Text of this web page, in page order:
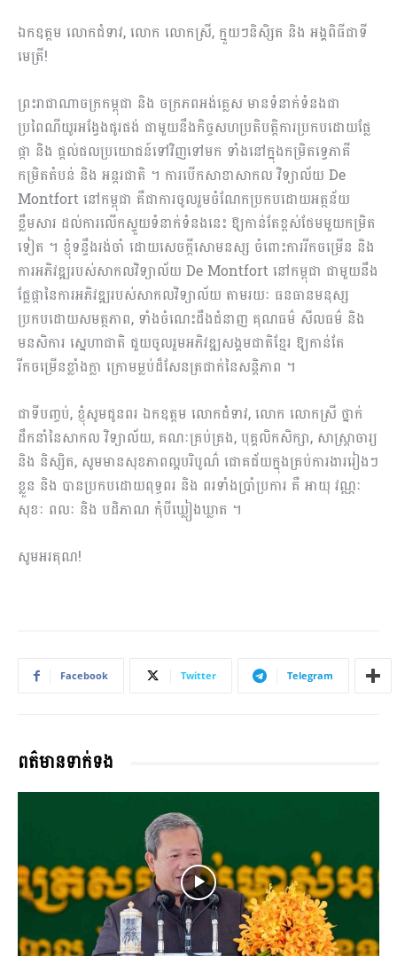
ឯកឧត្តម លោកជំទាវ, លោក លោកស្រី, ក្មួយៗនិសិ្សត និង អង្គពិធីជាទី
មេត្រី!
ព្រះរាជាណាចក្រកម្ពុជា និង ចក្រ​ភព​អង់គ្លេស មានទំនាក់ទំនងជា​
ប្រពៃណីយូរអង្វែងផូរផង់ ជាមួយនឹង​កិច្ចសហប្រតិបត្តិការ​ប្រកបដោយ​ផ្លែ
ផ្កា និង ផ្តល់ផលប្រយោជន៍ទៅវិញទៅមក ទាំងនៅ​ក្នុងកម្រិតទ្វេភាគី
កម្រិតតំបន់ និង អន្តរជាតិ ។​ ការបើកសាខាសាកល វិទ្យាល័យ De
Montfort នៅកម្ពុជា គឺ​ជា​ការ​​ចូល​រួមចំណែក​ប្រកបដោយ​អត្ថន័យ
ខ្លឹមសារ ដល់​ការ​លើកស្ទួយ​ទំនាក់ទំនងនេះ ឱ្យ​កាន់តែ​ខ្ពស់ថែម​មួយ​​កម្រិត​
ទៀត ។ ខ្ញុំទន្ទឹងរង់ចាំ ដោយសេច​ក្តីសោមនស្ស​ ចំពោះ​ការរីកចម្រើន និង
ការអភិវឌ្ឍរបស់សាកលវិទ្យាល័យ De Montfort នៅកម្ពុជា ជាមួយនឹង​
ផ្លែផ្កានៃការអភិវឌ្ឍរបស់សាកលវិទ្យាល័យ តាមរយៈ​ ធនធានមនុស្ស​
ប្រកបដោយ​សមត្ថភាព, ទាំងចំណេះដឹងជំនាញ​ គុណធម៌ សីលធម៌ និង
មនសិការ សេ្នហាជាតិ ជួយ​ចូលរួម​អភិវឌ្ឍសង្គមជាតិខ្មែរ ឱ្យកាន់តែ
រីកចម្រើនខ្លាំងក្លា ក្រោមម្លប់ដ៏សែនត្រជាក់នៃសន្តិភាព ។
ជាទីបញ្ចប់, ខ្ញុំសូមជូនពរ ឯកឧត្តម លោកជំទាវ, លោក លោកស្រី ថ្នាក់
ដឹកនាំនៃសាកល វិទ្យាល័យ, គណៈ​គ្រប់​គ្រង, បុគ្គលិកសិក្សា, សាស្ត្រាចារ្យ
និង និស្សិត, សូមមានសុខភាពល្អបរិបូណ៌ ជោគជ័យក្នុងគ្រប់ការងាររៀងៗ
ខ្លួន និង បានប្រកបដោយពុទ្ធពរ និង ពរទាំងប្រាំប្រការ គឺ អាយុ វណ្ណៈ
សុខៈ ពលៈ និង បដិភាណ កុំបីឃ្លៀងឃ្លាត ។
សូមអរគុណ!
Facebook Twitter Telegram
ពត៌មានទាក់ទង